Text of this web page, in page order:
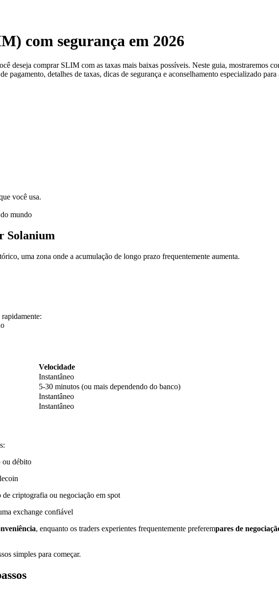
com segurança em 2026
deseja comprar SLIM com as taxas mais baixas possíveis. Neste guia, mostraremos
pagamento, detalhes de taxas, dicas de segurança e aconselhamento especializado
você usa.
mundo
Solanium
uma zona onde a acumulação de longo prazo frequentemente aumenta.
Velocidade
Instantâneo
5-30 minutos (ou mais dependendo do banco)
Instantâneo
Instantâneo
ou débito
de criptografia ou negociação em spot
exchange confiável
, enquanto os traders experientes frequentemente preferempares de
simples para começar.